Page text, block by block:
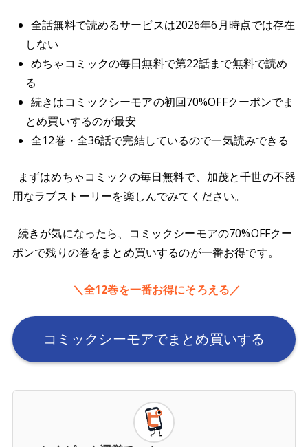
全話無料で読めるサービスは2026年6月時点では存在
しない
めちゃコミックの毎日無料で第22話まで無料で読め
る
続きはコミックシーモアの初回70%OFFクーポンでま
とめ買いするのが最安
全12巻・全36話で完結しているので一気読みできる
まずはめちゃコミックの毎日無料で、加茂と千世の不器
用なラブストーリーを楽しんでみてください。
続きが気になったら、コミックシーモアの70%OFFクー
ポンで残りの巻をまとめ買いするのが一番お得です。
＼全12巻を一番お得にそろえる／
コミックシーモアでまとめ買いする